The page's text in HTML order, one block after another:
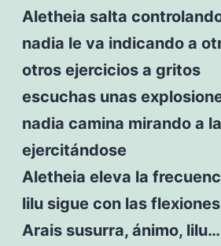
Aletheia salta
nadia le va indicando a
otros ejercicios a gritos
escuchas unas
nadia camina mirando a
ejercitándose
Aletheia eleva la
lilu sigue con las
Arais susurra, ánimo, lilu…